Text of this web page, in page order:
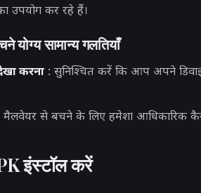
उपयोग कर रहे हैं।
योग्य सामान्य गलतियाँ
करना: सुनिश्चित करें कि आप अपने
से बचने के लिए हमेशा आधिकारिक
इंस्टॉल करें